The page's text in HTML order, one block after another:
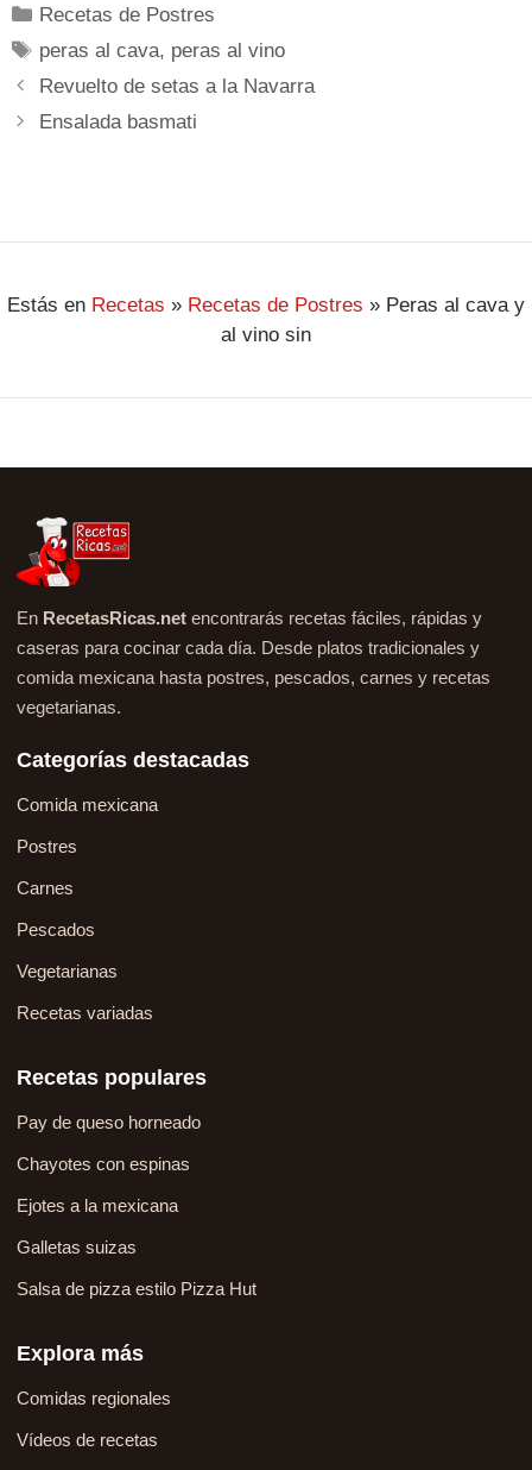
Recetas de Postres
peras al cava, peras al vino
Revuelto de setas a la Navarra
Ensalada basmati
Estás en Recetas » Recetas de Postres » Peras al cava y
al vino sin
En RecetasRicas.net encontrarás recetas fáciles, rápidas y
caseras para cocinar cada día. Desde platos tradicionales y
comida mexicana hasta postres, pescados, carnes y recetas
vegetarianas.
Categorías destacadas
Comida mexicana
Postres
Carnes
Pescados
Vegetarianas
Recetas variadas
Recetas populares
Pay de queso horneado
Chayotes con espinas
Ejotes a la mexicana
Galletas suizas
Salsa de pizza estilo Pizza Hut
Explora más
Comidas regionales
Vídeos de recetas